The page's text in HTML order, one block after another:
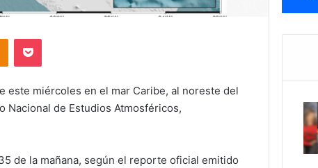
Odnoklassniki
Pocket
este miércoles en el mar Caribe, al noreste del
Nacional de Estudios Atmosféricos,
de la mañana, según el reporte oficial emitido